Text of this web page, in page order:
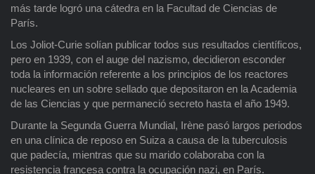
más tarde logró una cátedra en la Facultad de Ciencias de
París.
Los Joliot-Curie solían publicar todos sus resultados científicos,
pero en 1939, con el auge del nazismo, decidieron esconder
toda la información referente a los principios de los reactores
nucleares en un sobre sellado que depositaron en la Academia
de las Ciencias y que permaneció secreto hasta el año 1949.
Durante la Segunda Guerra Mundial, Irène pasó largos periodos
en una clínica de reposo en Suiza a causa de la tuberculosis
que padecía, mientras que su marido colaboraba con la
resistencia francesa contra la ocupación nazi, en París.